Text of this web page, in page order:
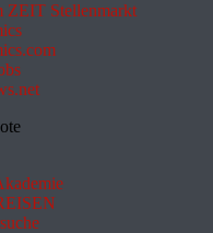
ZEIT Stellenmarkt